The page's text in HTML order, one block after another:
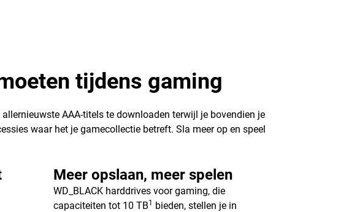
tijdens gaming
AAA-titels te downloaden terwijl je bovendien je
waar het je gamecollectie betreft. Sla meer op en speel
Meer opslaan, meer spelen
WD_BLACK harddrives voor gaming, die
capaciteiten tot 10 TB1
bieden, stellen je in